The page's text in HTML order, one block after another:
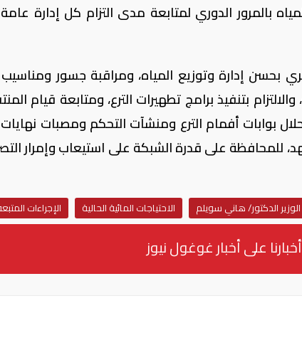
بالمرور الدوري لمتابعة مدى التزام كل إدارة
بحسن إدارة وتوزيع المياه، ومراقبة جسور ومناسيب
بتنفيذ برامج تطهيرات الترع، ومتابعة قيام
بوابات أفمام الترع ومنشآت التحكم ومصبات نهايات
للمحافظة على قدرة الشبكة على استيعاب وإمرار
الوزير الدكتور/ هاني سويلم الاحتياجات المائية الحالية الإجراءات
على أخبار غوغول نيوز